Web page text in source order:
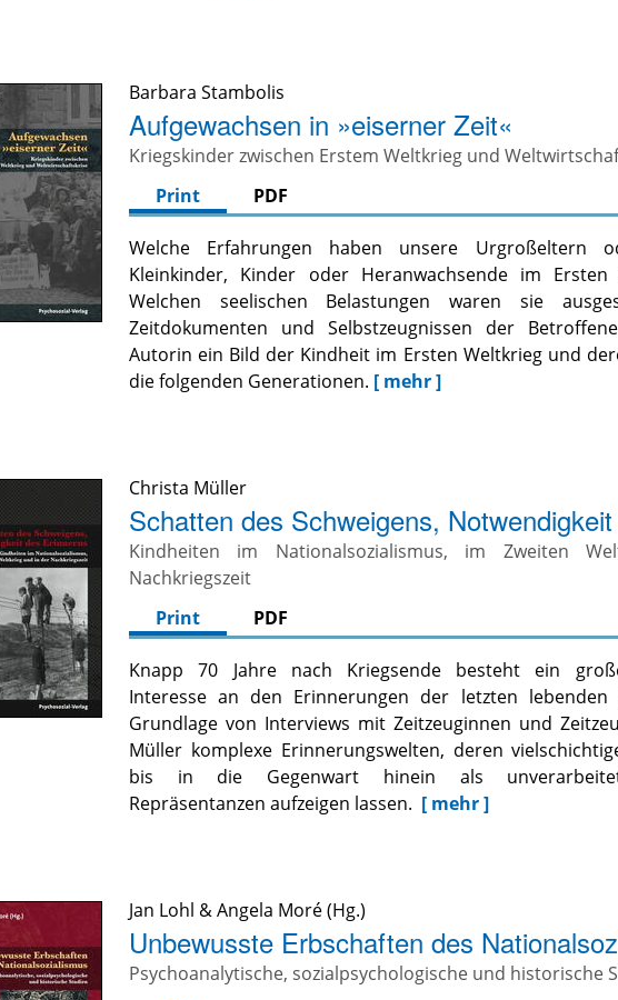
Barbara Stambolis
Aufgewachsen in »eiserner Zeit«
Kriegskinder zwischen Erstem Weltkrieg und
Print
PDF
Welche Erfahrungen haben unsere Urgroßeltern
Kleinkinder, Kinder oder Heranwachsende im Ersten
Welchen seelischen Belastungen waren sie
Zeitdokumenten und Selbstzeugnissen der
Autorin ein Bild der Kindheit im Ersten Weltkrieg und
die folgenden Generationen. [ mehr ]
Christa Müller
Schatten des Schweigens,
Kindheiten im Nationalsozialismus, im Zweiten
Nachkriegszeit
Print
PDF
Knapp 70 Jahre nach Kriegsende besteht ein
Interesse an den Erinnerungen der letzten lebenden
Grundlage von Interviews mit Zeitzeuginnen und
Müller komplexe Erinnerungswelten, deren
bis in die Gegenwart hinein als
Repräsentanzen aufzeigen lassen. [ mehr ]
Jan Lohl &Angela Moré
Unbewusste Erbschaften des
Psychoanalytische, sozialpsychologische und historische